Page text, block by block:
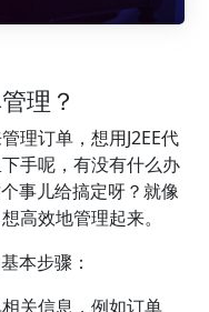
理？
理订单，想用J2EE代
手呢，有没有什么办
事儿给搞定呀？就像
高效地管理起来。
本步骤：
关信息，例如订单